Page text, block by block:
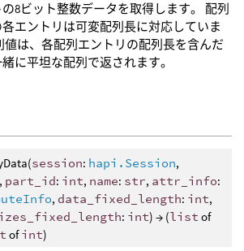
8ビット整数データを取得します。 配列
エントリは可変配列長に対応していま
値は、各配列エントリの配列長を含んだ
に平坦な配列で返されます。
session: hapi.Session,
, part_id: int, name: str, attr_info:
, data_fixed_length: int,
: int) → (list of
ofint)